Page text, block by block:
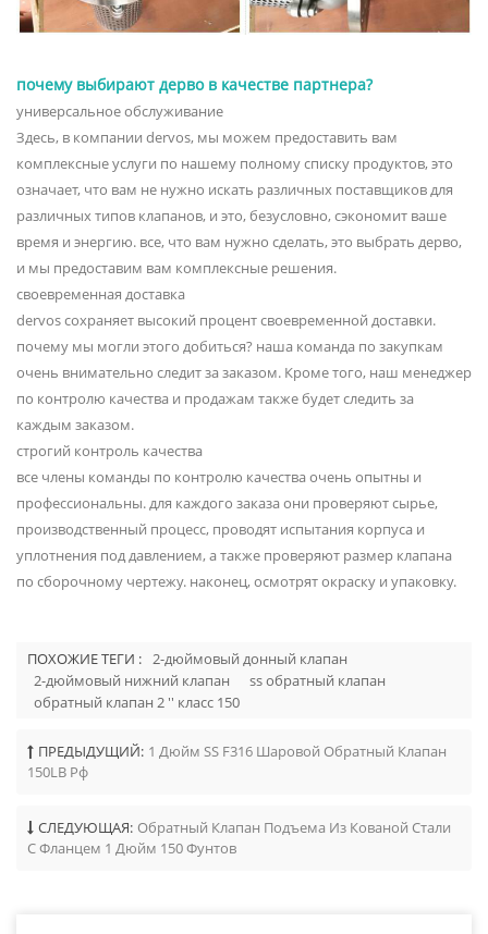
почему выбирают дерво в качестве партнера?
универсальное обслуживание
Здесь, в компании dervos, мы можем предоставить вам
комплексные услуги по нашему полному списку продуктов, это
означает, что вам не нужно искать различных поставщиков для
различных типов клапанов, и это, безусловно, сэкономит ваше
время и энергию. все, что вам нужно сделать, это выбрать дерво,
и мы предоставим вам комплексные решения.
своевременная доставка
dervos сохраняет высокий процент своевременной доставки.
почему мы могли этого добиться? наша команда по закупкам
очень внимательно следит за заказом. Кроме того, наш менеджер
по контролю качества и продажам также будет следить за
каждым заказом.
строгий контроль качества
все члены команды по контролю качества очень опытны и
профессиональны. для каждого заказа они проверяют сырье,
производственный процесс, проводят испытания корпуса и
уплотнения под давлением, а также проверяют размер клапана
по сборочному чертежу. наконец, осмотрят окраску и упаковку.
ПОХОЖИЕ ТЕГИ : 2-дюймовый донный клапан
2-дюймовый нижний клапан
ss обратный клапан
обратный клапан 2 '' класс 150
ПРЕДЫДУЩИЙ: 1 Дюйм SS F316 Шаровой Обратный Клапан
150LB Рф
СЛЕДУЮЩАЯ: Обратный Клапан Подъема Из Кованой Стали
С Фланцем 1 Дюйм 150 Фунтов